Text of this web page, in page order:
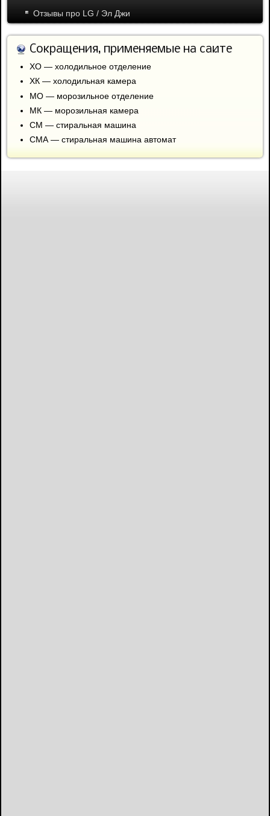
Отзывы про LG / Эл Джи
Сокращения, применяемые на сайте
ХО — холодильное отделение
ХК — холодильная камера
МО — морозильное отделение
МК — морозильная камера
СМ — стиральная машина
СМА — стиральная машина автомат